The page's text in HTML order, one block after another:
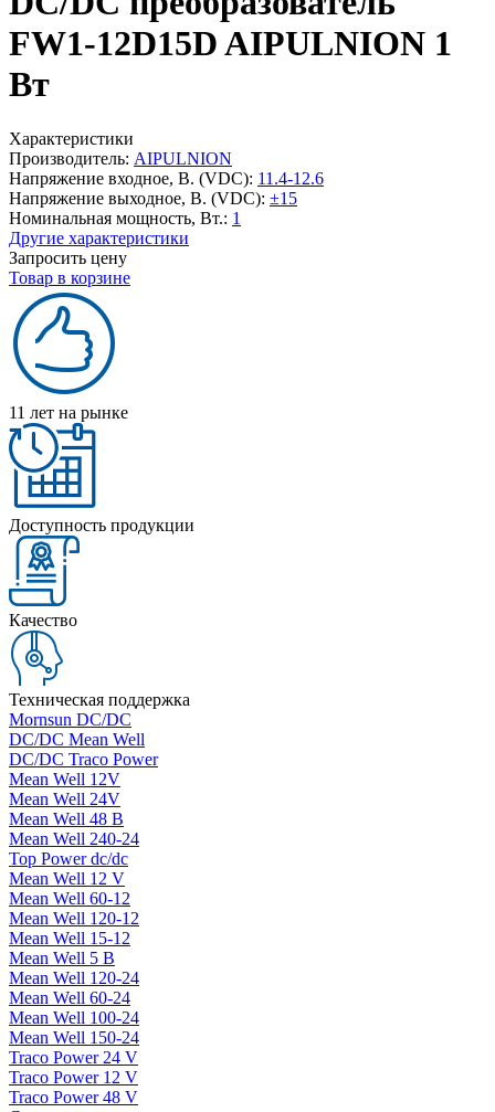
FW1-12D15D AIPULNION 1
Вт
Характеристики
Производитель: AIPULNION
Напряжение входное, В. (VDC): 11.4-12.6
Напряжение выходное, В. (VDC): ±15
Номинальная мощность, Вт.: 1
Другие характеристики
Запросить цену
Товар в корзине
11 лет на рынке
Доступность продукции
Качество
Техническая поддержка
Mornsun DC/DC
DC/DC Mean Well
DC/DC Traco Power
Mean Well 12V
Mean Well 24V
Mean Well 48 В
Mean Well 240-24
Top Power dc/dc
Mean Well 12 V
Mean Well 60-12
Mean Well 120-12
Mean Well 15-12
Mean Well 5 В
Mean Well 120-24
Mean Well 60-24
Mean Well 100-24
Mean Well 150-24
Traco Power 24 V
Traco Power 12 V
Traco Power 48 V